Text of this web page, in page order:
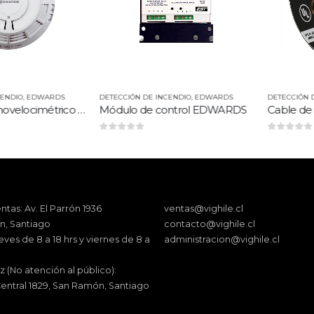
,EDWARDS
Detector termovelocimétrico inteligente EDWARDS
DETECCIÓN DE INCENDIO,EDWARDS
Módulo de control EDWARDS
DETECCIÓN DE
Av. El Parrón 1936
Santiago
de 8 a 18 hrs y viernes de 8 a
(No atención al público):
1829, San Ramón, Santiago
ventas@vighile.cl
contacto@vighile.cl
administracion@vighile.cl